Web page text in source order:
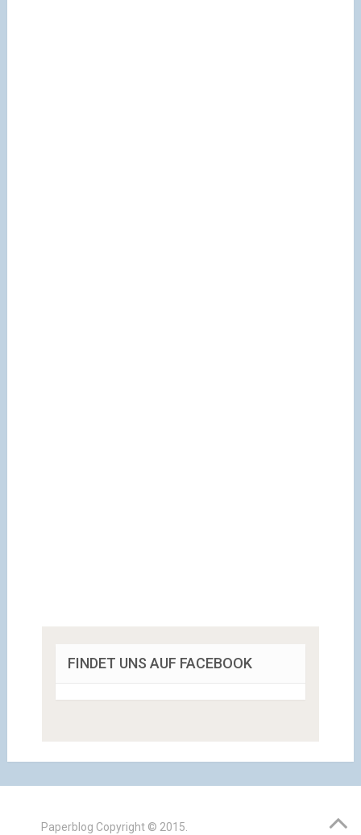
FINDET UNS AUF FACEBOOK
Paperblog Copyright © 2015.